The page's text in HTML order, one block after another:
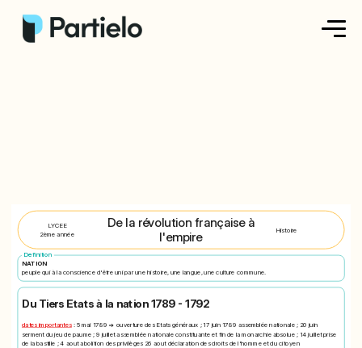
Se connecter
S'inscrire
LYCEE
2ème année
De la révolution française à
l'empire
Histoire
Definition
NATION
peuple qui à la conscience d'être uni par une histoire, une langue, une culture commune.
Du Tiers Etats à la nation 1789 - 1792
dates importantes: 5 mai 1789 => ouverture des Etats généraux ; 17 juin 1789 assemblée nationale ; 20 juin
serment du jeu de paume ; 9 juillet assemblée nationale constituante et fin de la monarchie absolue ; 14 juillet prise
de la bastille ; 4 aout abolition des privilèges 26 aout déclaration des droits de l'homme et du citoyen